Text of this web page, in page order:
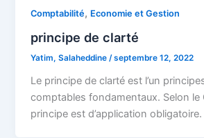
Comptabilité, Economie et Gestion
principe de clarté
Yatim, Salaheddine/septembre 12, 2022
Le principe de clarté est l’un
comptables fondamentaux. Selon le
principe est d’application obligatoire.